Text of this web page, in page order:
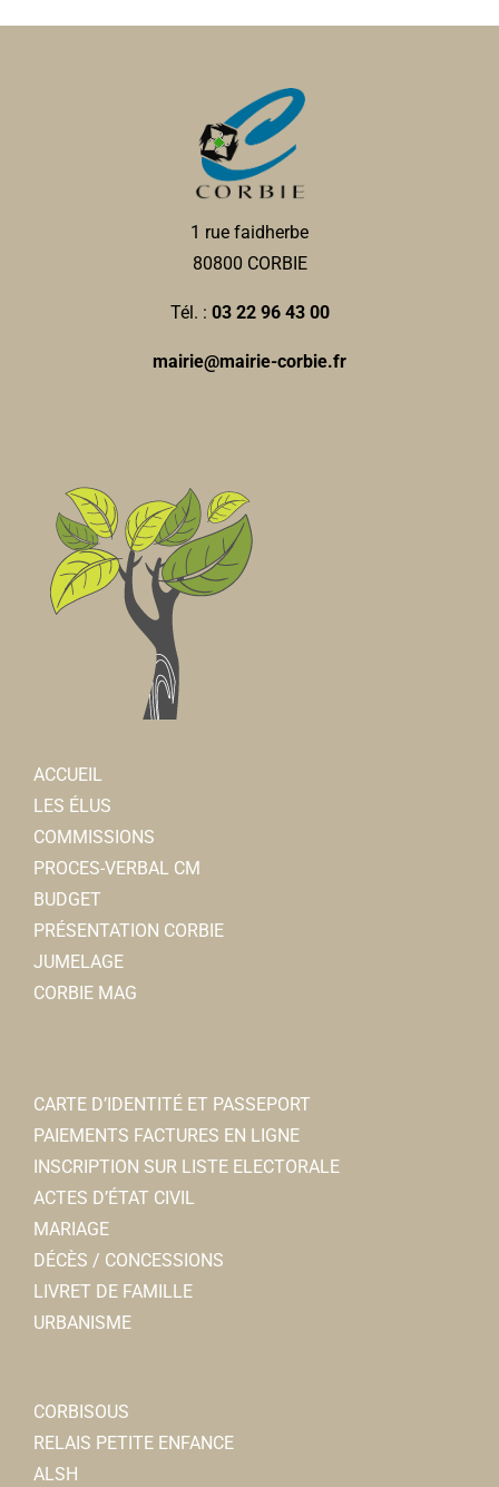
1 rue faidherbe
80800 CORBIE
Tél. : 03 22 96 43 00
mairie@mairie-corbie.fr
ACCUEIL
LES ÉLUS
COMMISSIONS
PROCES-VERBAL CM
BUDGET
PRÉSENTATION CORBIE
JUMELAGE
CORBIE MAG
CARTE D’IDENTITÉ ET PASSEPORT
PAIEMENTS FACTURES EN LIGNE
INSCRIPTION SUR LISTE ELECTORALE
ACTES D’ÉTAT CIVIL
MARIAGE
DÉCÈS / CONCESSIONS
LIVRET DE FAMILLE
URBANISME
CORBISOUS
RELAIS PETITE ENFANCE
ALSH